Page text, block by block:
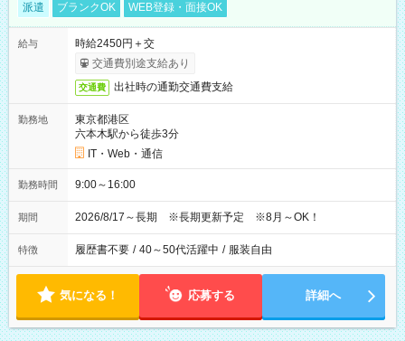
派遣 ブランクOK WEB登録・面接OK
給与
時給2450円＋交
交通費別途支給あり
交通費 出社時の通勤交通費支給
勤務地
東京都港区
六本木駅から徒歩3分
IT・Web・通信
勤務時間 9:00～16:00
期間 2026/8/17～長期 ※長期更新予定 ※8月～OK！
特徴 履歴書不要 / 40～50代活躍中 / 服装自由
気になる！ 応募する 詳細へ